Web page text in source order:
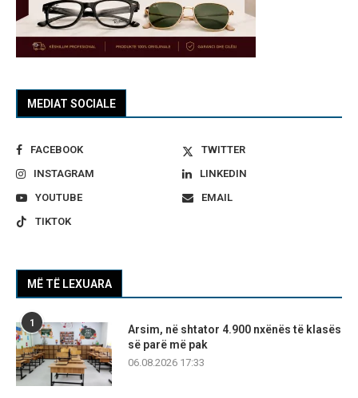
MEDIAT SOCIALE
FACEBOOK
TWITTER
INSTAGRAM
LINKEDIN
YOUTUBE
EMAIL
TIKTOK
MË TË LEXUARA
1
Arsim, në shtator 4.900 nxënës të klasës
së parë më pak
06.08.2026 17:33